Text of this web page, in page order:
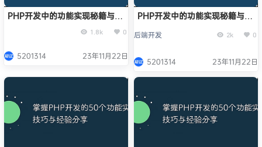
PHP开发中的功能实现秘籍与建
1.8k 0
5201314 23年11月22日
PHP开发中的功能实现秘籍与建
后端开发 2k 0
5201314 23年11月22日